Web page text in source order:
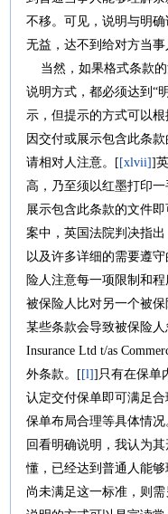
不移。可见，说明与明
无益，达不到给对方当
当然，如果格式条款的
说明方式，都必须达到“
示，但提示的方式可以
因交付或展示包含此条
请相对人注意。[ [xlvii]]
高，乃至须以红墨打印
展示包含此条款的文件
案中，英国法院判决指
以及许多详细的需要遵
险人注意每一项限制和
被保险人比对另一个被
某些条款会导致被保险
Insurance Ltd t/as
外条款。[ [l]]只有在保单
认定交付保单即可满足
保单布局合理等具体情况
回看明确说明，我认为
懂，已经达到普通人能
尚未满足这一标准，则